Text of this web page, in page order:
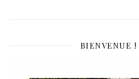
BIENVENUE !